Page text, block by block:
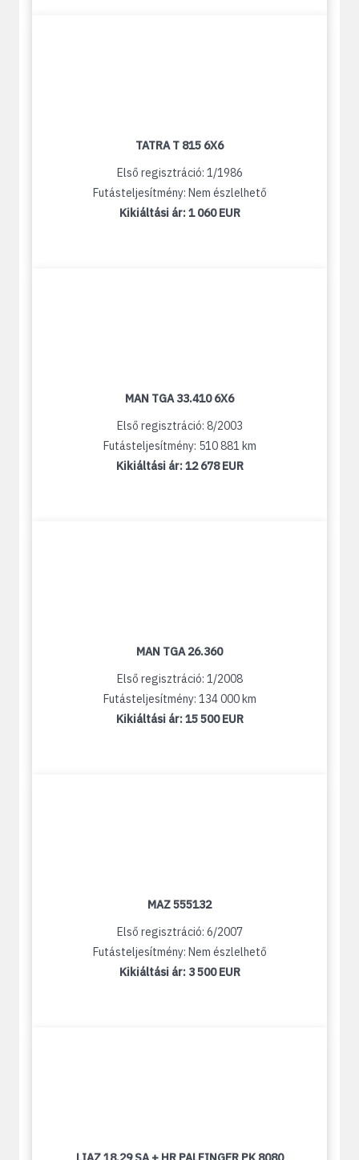
TATRA T 815 6X6
Első regisztráció: 1/1986
Futásteljesítmény: Nem észlelhető
Kikiáltási ár:1 060 EUR
MAN TGA 33.410 6X6
Első regisztráció: 8/2003
Futásteljesítmény: 510 881 km
Kikiáltási ár:12 678 EUR
MAN TGA 26.360
Első regisztráció: 1/2008
Futásteljesítmény: 134 000 km
Kikiáltási ár:15 500 EUR
MAZ 555132
Első regisztráció: 6/2007
Futásteljesítmény: Nem észlelhető
Kikiáltási ár: 3 500 EUR